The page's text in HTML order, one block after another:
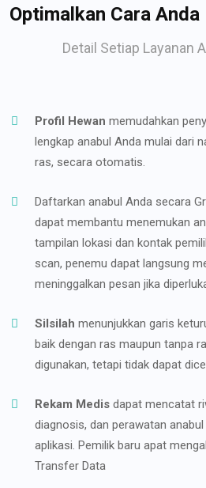
Optimalkan Cara Anda
Detail Setiap Layanan
Profil Hewan memudahkan
lengkap anabul Anda mulai dari
ras, secara otomatis.
Daftarkan anabul Anda secara
dapat membantu menemukan
tampilan lokasi dan kontak
scan, penemu dapat langsung
meninggalkan pesan jika
Silsilah menunjukkan garis
baik dengan ras maupun tanpa
digunakan, tetapi tidak dapat
Rekam Medis dapat mencatat
diagnosis, dan perawatan
aplikasi. Pemilik baru apat
Transfer Data